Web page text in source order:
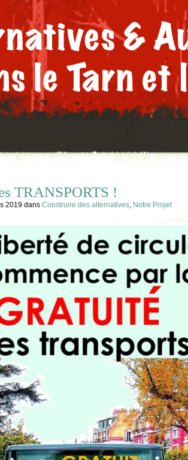
TRANSPORTS !
2019 dans Construire des alternatives, Notre Projet